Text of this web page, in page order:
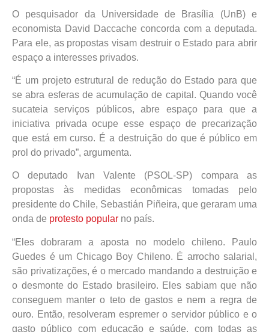
O pesquisador da Universidade de Brasília (UnB) e
economista David Daccache concorda com a deputada.
Para ele, as propostas visam destruir o Estado para abrir
espaço a interesses privados.
“É um projeto estrutural de redução do Estado para que
se abra esferas de acumulação de capital. Quando você
sucateia serviços públicos, abre espaço para que a
iniciativa privada ocupe esse espaço de precarização
que está em curso. É a destruição do que é público em
prol do privado”, argumenta.
O deputado Ivan Valente (PSOL-SP) compara as
propostas às medidas econômicas tomadas pelo
presidente do Chile, Sebastián Piñeira, que geraram uma
onda de protesto popular no país.
“Eles dobraram a aposta no modelo chileno. Paulo
Guedes é um Chicago Boy Chileno. É arrocho salarial,
são privatizações, é o mercado mandando a destruição e
o desmonte do Estado brasileiro. Eles sabiam que não
conseguem manter o teto de gastos e nem a regra de
ouro. Então, resolveram espremer o servidor público e o
gasto público com educação e saúde, com todas as